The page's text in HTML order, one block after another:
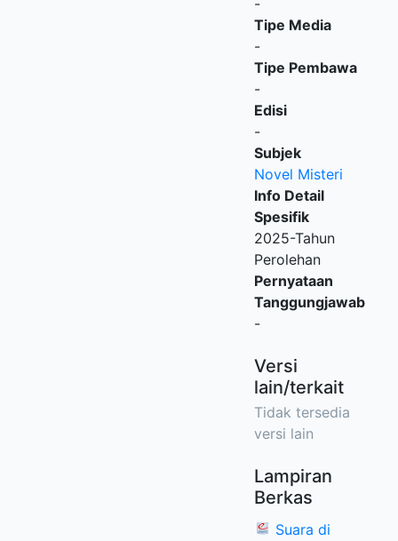
-
Tipe Media
-
Tipe Pembawa
-
Edisi
-
Subjek
Novel Misteri
Info Detail
Spesifik
2025-Tahun
Perolehan
Pernyataan
Tanggungjawab
-
Versi
lain/terkait
Tidak tersedia
versi lain
Lampiran
Berkas
Suara di